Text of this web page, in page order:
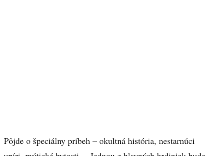
Pôjde o špeciálny príbeh – okultná história, nestarnúci